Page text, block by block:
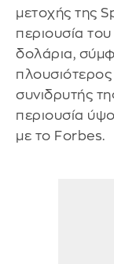
μετοχής της
περιουσία
δολάρια,
συνιδρυτής
περιουσία
με το Forbes.